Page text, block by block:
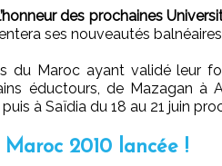
des prochaines
ses nouveautés
du Maroc ayant validé leur
éductours, de Mazagan à
à Saïdia du 18 au 21 juin
Maroc 2010 lancée !